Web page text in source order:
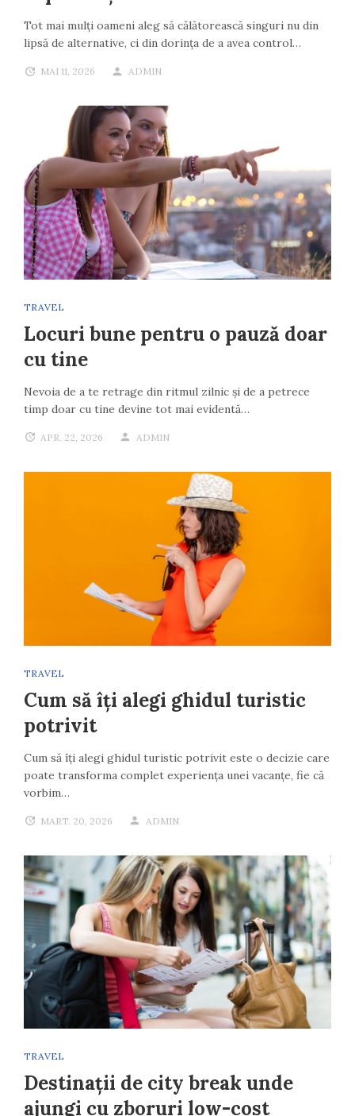
Tot mai mulți oameni aleg să călătorească singuri nu din
lipsă de alternative, ci din dorința de a avea control…
MAI 11, 2026 ADMIN
TRAVEL
Locuri bune pentru o pauză doar
cu tine
Nevoia de a te retrage din ritmul zilnic și de a petrece
timp doar cu tine devine tot mai evidentă…
APR. 22, 2026 ADMIN
TRAVEL
Cum să îți alegi ghidul turistic
potrivit
Cum să îți alegi ghidul turistic potrivit este o decizie care
poate transforma complet experiența unei vacanțe, fie că
vorbim…
MART. 20, 2026 ADMIN
TRAVEL
Destinații de city break unde
ajungi cu zboruri low-cost